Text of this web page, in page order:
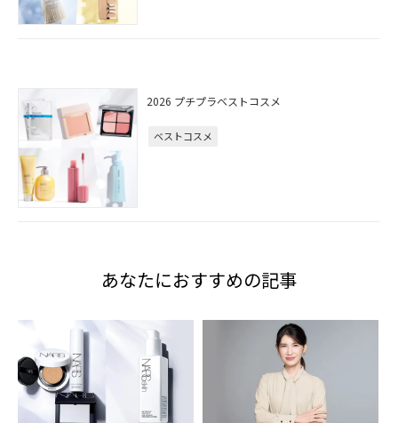
2026 プチプラベストコスメ
ベストコスメ
あなたにおすすめの記事